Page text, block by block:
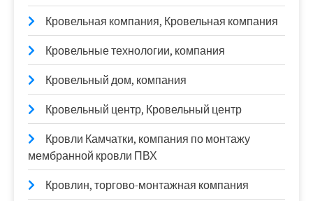
Кровельная компания, Кровельная компания
Кровельные технологии, компания
Кровельный дом, компания
Кровельный центр, Кровельный центр
Кровли Камчатки, компания по монтажу
мембранной кровли ПВХ
Кровлин, торгово-монтажная компания